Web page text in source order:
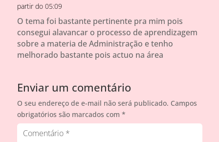
partir do 05:09
O tema foi bastante pertinente pra mim pois
consegui alavancar o processo de aprendizagem
sobre a materia de Administração e tenho
melhorado bastante pois actuo na área
Enviar um comentário
O seu endereço de e-mail não será publicado. Campos
obrigatórios são marcados com *